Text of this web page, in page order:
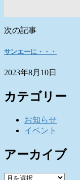
次の記事
サンエーに・・・
2023年8月10日
カテゴリー
お知らせ
イベント
アーカイブ
ア